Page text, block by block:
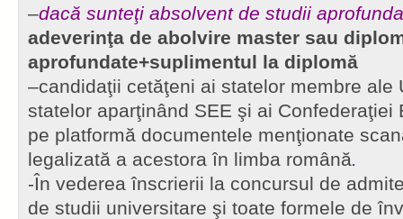
–dacă sunteţi absolvent de studii
adeverinţa de abolvire master sau
aprofundate+suplimentul la diplomă
–candidaţii cetăţeni ai statelor membre ale
statelor aparţinând SEE şi ai Confederaţiei
pe platformă documentele menţionate
legalizată a acestora în limba română.
-În vederea înscrierii la concursul de
de studii universitare şi toate formele de